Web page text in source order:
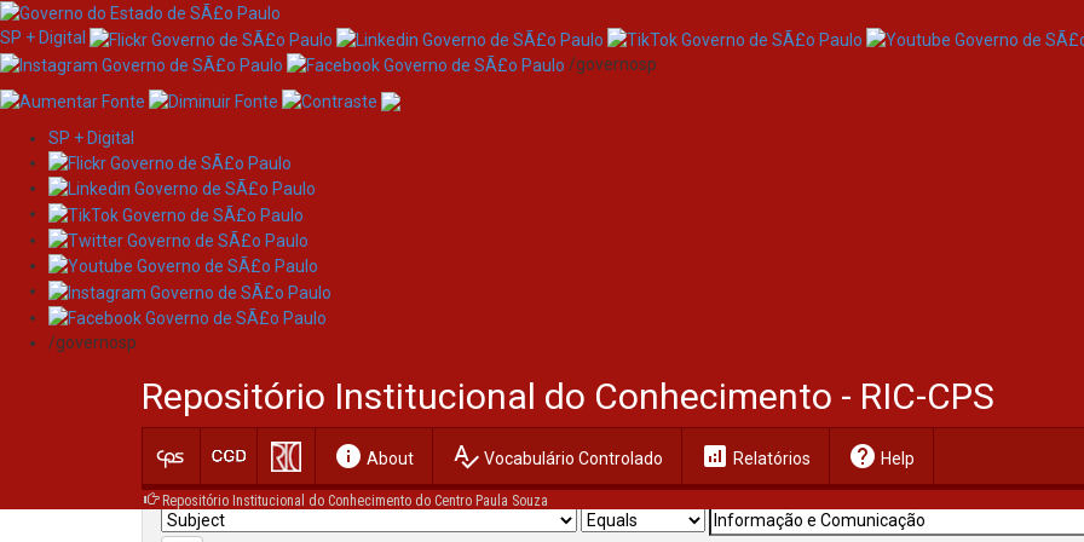
Skip
navigation
SP + Digital
/governosp
SP + Digital
/governosp
Repositório Institucional do Conhecimento - RIC-CPS
info About spellcheck Vocabulário Controlado analytics Relatórios help Help
Repositório Institucional do Conhecimento do Centro Paula Souza
Search
Current filters: